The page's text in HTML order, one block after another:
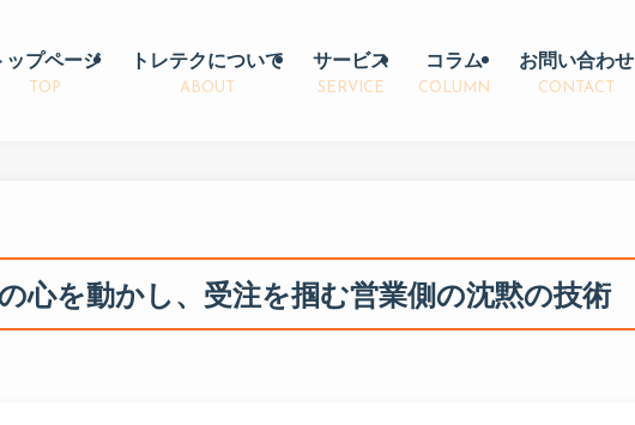
ップページ
TOP
トレテクについて
ABOUT
サービス
SERVICE
コラム
COLUMN
お問い合わせ
CONTACT
心を動かし、受注を掴む営業側の沈黙の技術